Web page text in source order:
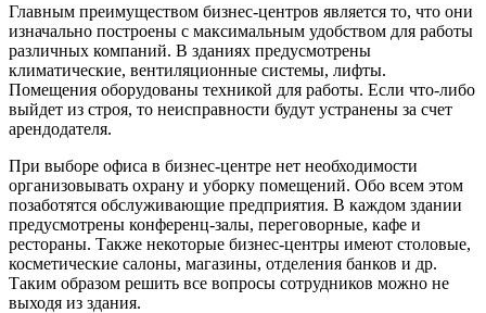
Главным преимуществом бизнес-центров является то, что они
изначально построены с максимальным удобством для работы
различных компаний. В зданиях предусмотрены
климатические, вентиляционные системы, лифты.
Помещения оборудованы техникой для работы. Если что-либо
выйдет из строя, то неисправности будут устранены за счет
арендодателя.
При выборе офиса в бизнес-центре нет необходимости
организовывать охрану и уборку помещений. Обо всем этом
позаботятся обслуживающие предприятия. В каждом здании
предусмотрены конференц-залы, переговорные, кафе и
рестораны. Также некоторые бизнес-центры имеют столовые,
косметические салоны, магазины, отделения банков и др.
Таким образом решить все вопросы сотрудников можно не
выходя из здания.